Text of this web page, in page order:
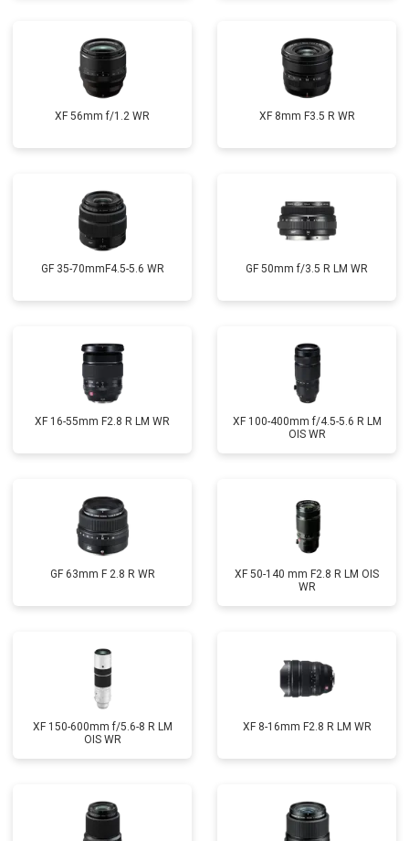
XF 56mm f/1.2 WR XF 8mm F3.5 R WR
GF 35-70mmF4.5-5.6 WR GF 50mm f/3.5 R LM WR
XF 16-55mm F2.8 R LM WR
XF 100-400mm f/4.5-5.6 R LM
OIS WR
GF 63mm F 2.8 R WR
XF 50-140 mm F2.8 R LM OIS
WR
XF 150-600mm f/5.6-8 R LM
OIS WR
XF 8-16mm F2.8 R LM WR